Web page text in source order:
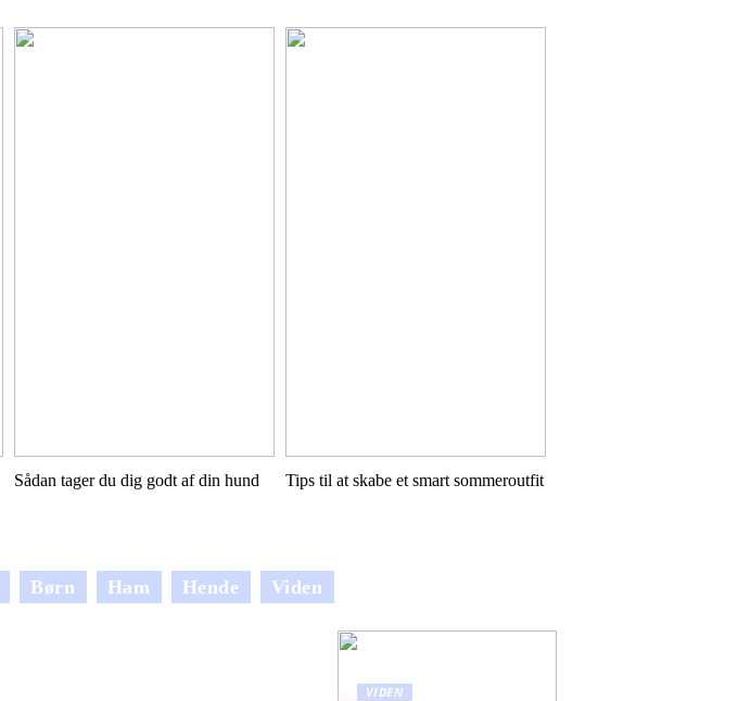
Sådan tager du dig godt af din hund Tips til at skabe et smart sommeroutfit
Børn Ham Hende Viden
VIDEN